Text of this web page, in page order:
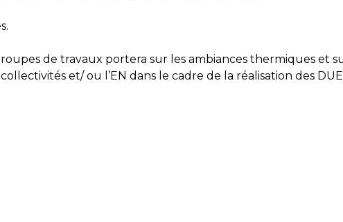
de travaux portera sur les ambiances thermiques et
et/ ou l’EN dans le cadre de la réalisation des